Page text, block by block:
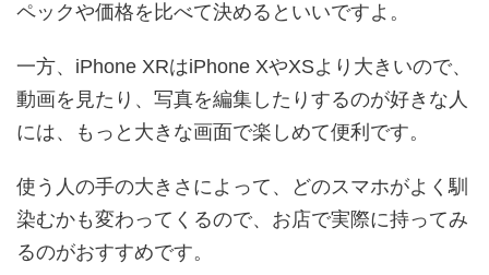
ペックや価格を比べて決めるといいですよ。
一方、iPhone XRはiPhone XやXSより大きいので、
動画を見たり、写真を編集したりするのが好きな人
には、もっと大きな画面で楽しめて便利です。
使う人の手の大きさによって、どのスマホがよく馴
染むかも変わってくるので、お店で実際に持ってみ
るのがおすすめです。